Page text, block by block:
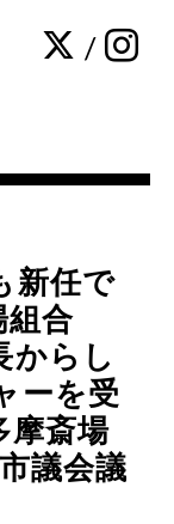
/
新任で
組合
からし
ーを受
摩斎場
議会議